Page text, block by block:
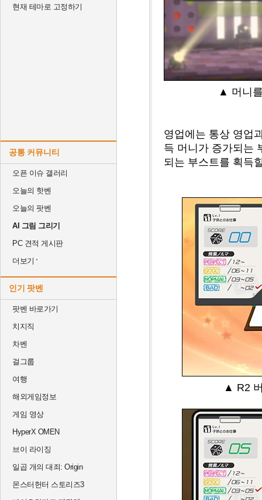
현재 테마로 고정하기
공통 커뮤니티
오픈 이슈 갤러리
오늘의 핫벤
오늘의 팟벤
AI 그림 그리기
PC 견적 게시판
더보기
인기 팟벤
팟벤 바로가기
치지직
차벤
걸그룹
여행
해외게임정보
게임 영상
HyperX OMEN
브이 라이징
일곱 개의 대죄: Origin
몬스터헌터 스토리즈3
▲ 머니
영업에는 통상 영업
득 머니가 증가되는
되는 부스트를 획득
▲ R2